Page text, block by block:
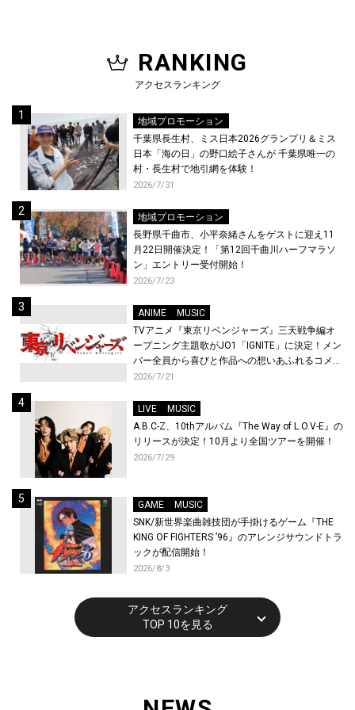
RANKING
アクセスランキング
地域プロモーション
千葉県長生村、ミス日本2026グランプリ＆ミス
日本「海の日」の野口絵子さんが 千葉県唯一の
村・長生村で地引網を体験！
2026/7/31
地域プロモーション
長野県千曲市、小平奈緒さんをゲストに迎え11
月22日開催決定！「第12回千曲川ハーフマラソ
ン」エントリー受付開始！
2026/7/23
ANIME
MUSIC
TVアニメ『東京リベンジャーズ』三天戦争編オ
ープニング主題歌がJO1「IGNITE」に決定！メン
バー全員から喜びと作品への想いあふれるコメン
トが到着！9月に東京・大阪で先行上映会を開
2026/7/21
LIVE
MUSIC
A.B.C-Z、10thアルバム『The Way of L.O.V-E』の
リリースが決定！10月より全国ツアーを開催！
2026/7/29
GAME
MUSIC
SNK/新世界楽曲雑技団が手掛けるゲーム『THE
KING OF FIGHTERS ’96』のアレンジサウンドトラ
ックが配信開始！
2026/8/3
アクセスランキング
TOP 10を見る